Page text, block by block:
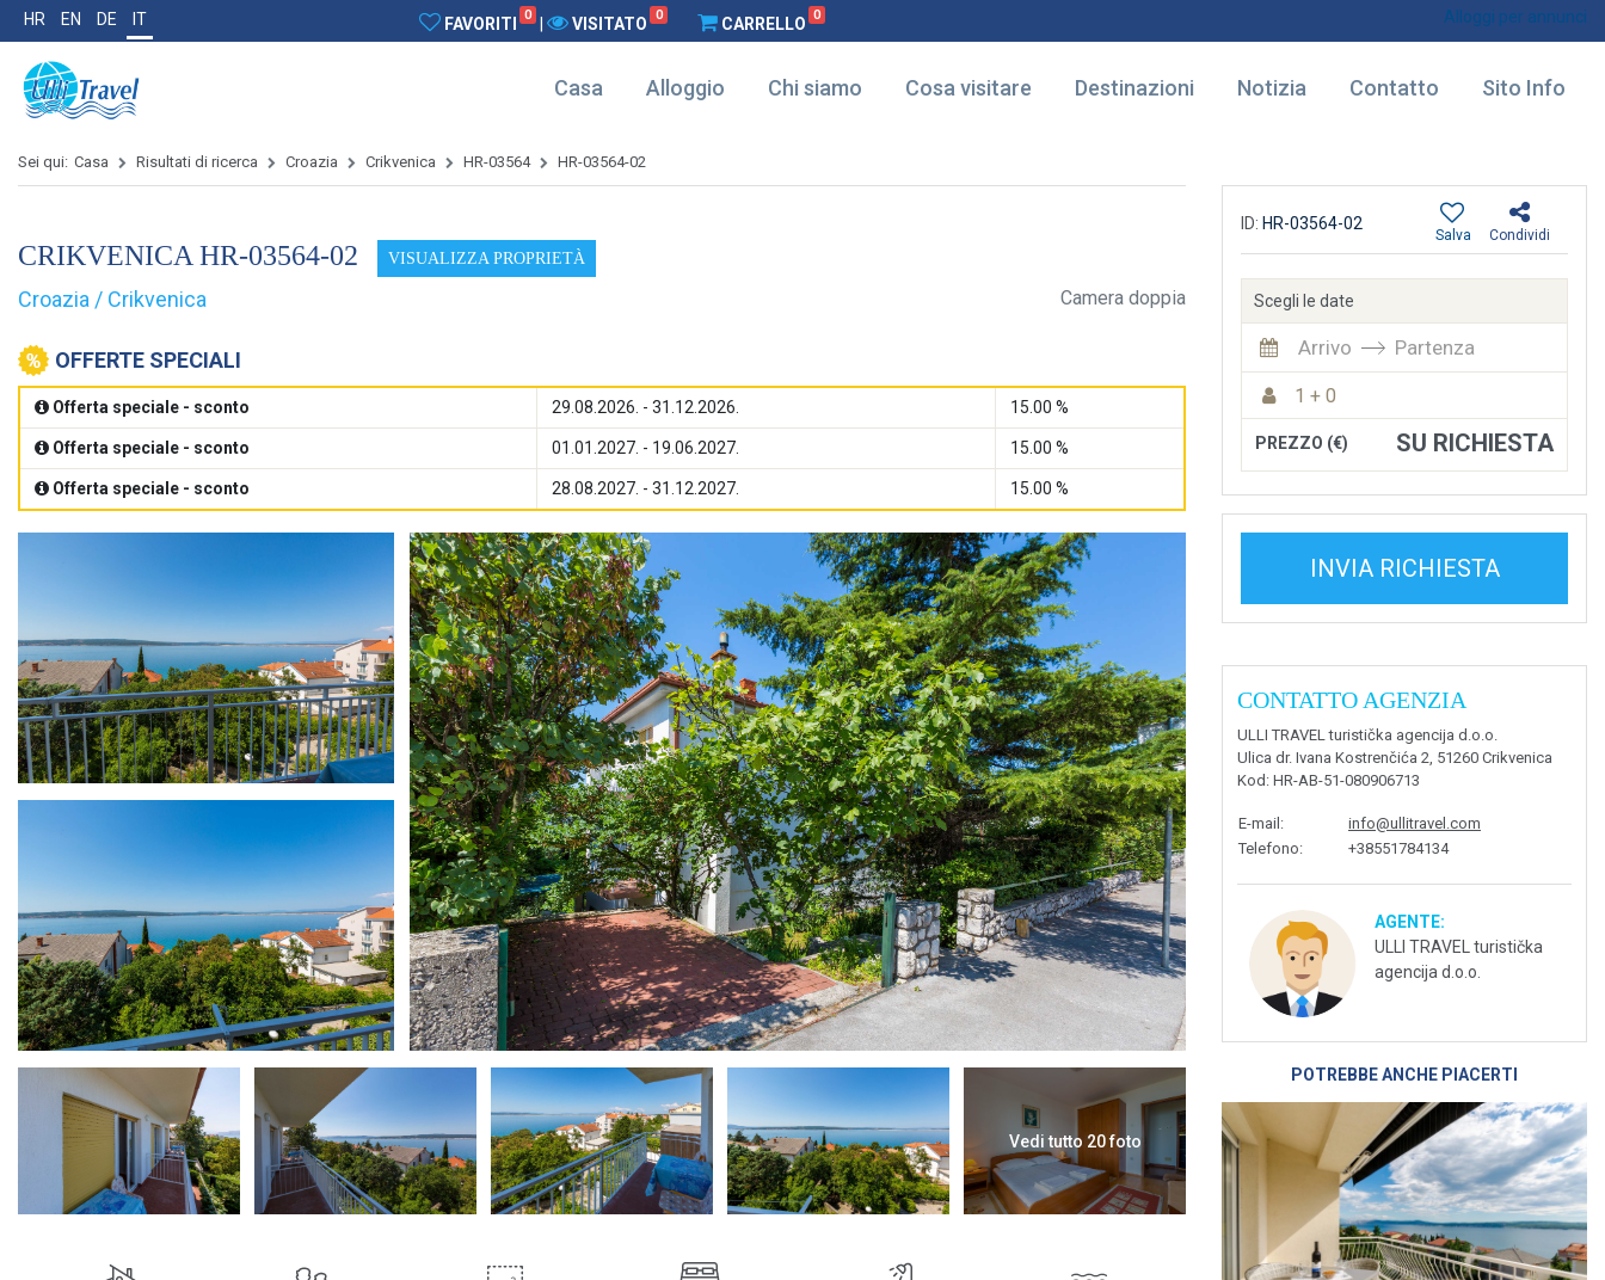
HR EN DE IT FAVORITI 0 VISITATO 0 CARRELLO 0 Alloggi per annunci
Casa Alloggio Chi siamo Cosa visitare Destinazioni Notizia Contatto Sito Info
Sei qui: Casa Risultati di ricerca Croazia Crikvenica HR-03564 HR-03564-02
CRIKVENICA HR-03564-02 VISUALIZZA PROPRIETÀ
Croazia / Crikvenica Camera doppia
OFFERTE SPECIALI
Offerta speciale - sconto 29.08.2026. - 31.12.2026. 15.00 %
Offerta speciale - sconto 01.01.2027. - 19.06.2027. 15.00 %
Offerta speciale - sconto 28.08.2027. - 31.12.2027. 15.00 %
Vedi tutto 20 foto
ID: HR-03564-02
Condividi
Salva
Scegli le date
Arrivo Partenza
1 + 0
PREZZO (€) SU RICHIESTA
INVIA RICHIESTA
CONTATTO AGENZIA
ULLI TRAVEL turistička agencija d.o.o.
Ulica dr. Ivana Kostrenčića 2, 51260 Crikvenica
Kod : HR-AB-51-080906713
E-mail :
info@ullitravel.com
Telefono: +38551784134
AGENTE:
ULLI TRAVEL turistička
agencija d.o.o.
POTREBBE ANCHE PIACERTI